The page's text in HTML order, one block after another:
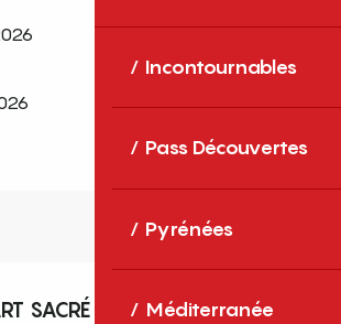
Incontournables
Pass Découvertes
Pyrénées
Méditerranée
SACRÉ DE JEAN-LOUIS